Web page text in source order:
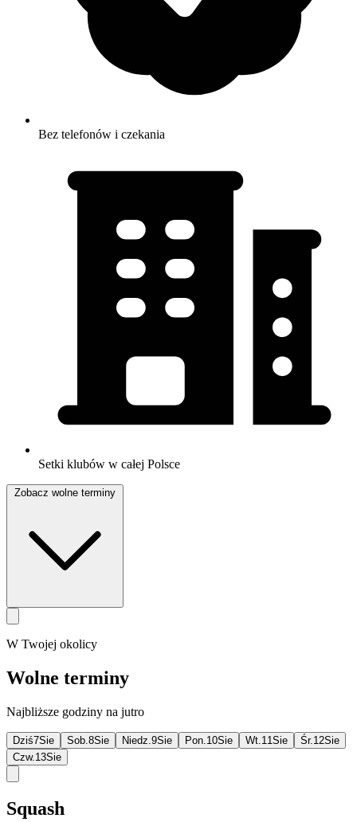
Bez telefonów i czekania
Setki klubów w całej Polsce
W Twojej okolicy
Wolne terminy
Najbliższe godziny na jutro
Dziś7Sie Sob. 8Sie Niedz. 9Sie Pon. 10Sie Wt. 11Sie Śr. 12Sie
Czw. 13Sie
Squash